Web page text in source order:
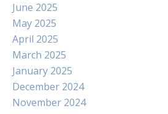
June 2025
May 2025
April 2025
March 2025
January 2025
December 2024
November 2024